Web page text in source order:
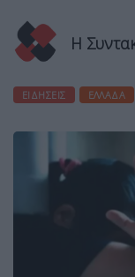
Η
ΕΙΔΉΣΕΙΣ ΕΛΛΆΔΑ